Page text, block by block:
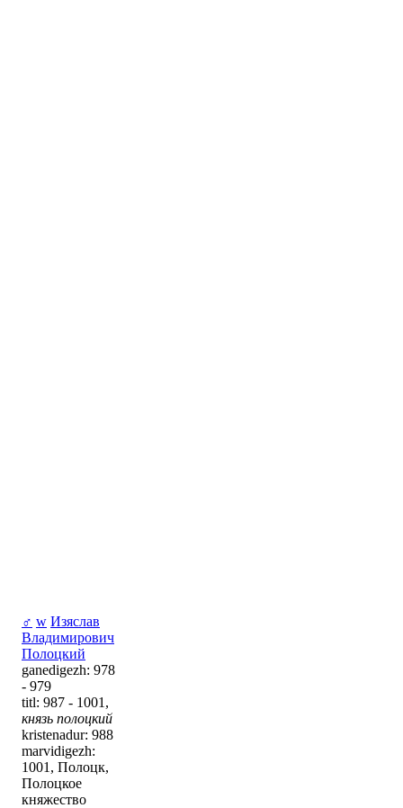
♂ w Изяслав
Владимирович
Полоцкий
ganedigezh: 978
- 979
titl: 987 - 1001,
князь полоцкий
kristenadur: 988
marvidigezh:
1001, Полоцк,
Полоцкое
княжество